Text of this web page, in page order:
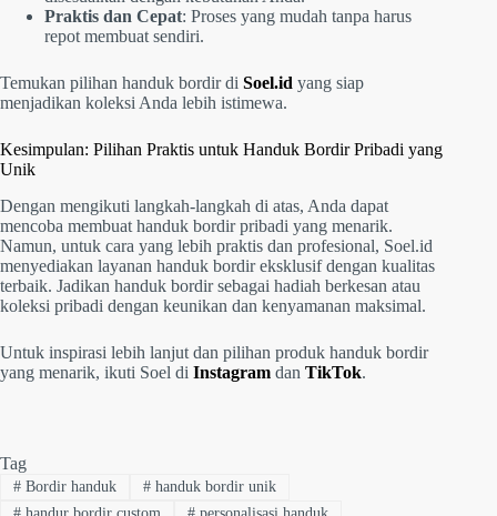
Praktis dan Cepat: Proses yang mudah tanpa harus
repot membuat sendiri.
Temukan pilihan handuk bordir di Soel.id yang siap
menjadikan koleksi Anda lebih istimewa.
Kesimpulan: Pilihan Praktis untuk Handuk Bordir Pribadi yang
Unik
Dengan mengikuti langkah-langkah di atas, Anda dapat
mencoba membuat handuk bordir pribadi yang menarik.
Namun, untuk cara yang lebih praktis dan profesional, Soel.id
menyediakan layanan handuk bordir eksklusif dengan kualitas
terbaik. Jadikan handuk bordir sebagai hadiah berkesan atau
koleksi pribadi dengan keunikan dan kenyamanan maksimal.
Untuk inspirasi lebih lanjut dan pilihan produk handuk bordir
yang menarik, ikuti Soel di Instagram dan TikTok.
Tag
#Bordir handuk #handuk bordir unik